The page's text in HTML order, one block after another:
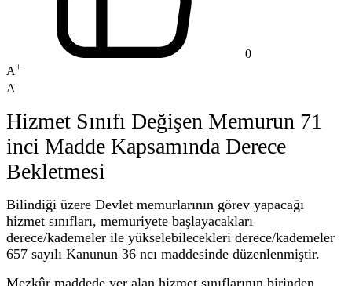
0
A+
A-
Hizmet Sınıfı Değişen Memurun 71
inci Madde Kapsamında Derece
Bekletmesi
Bilindiği üzere Devlet memurlarının görev yapacağı
hizmet sınıfları, memuriyete başlayacakları
derece/kademeler ile yükselebilecekleri derece/kademeler
657 sayılı Kanunun 36 ncı maddesinde düzenlenmiştir.
Mezkûr maddede yer alan hizmet sınıflarının birinden